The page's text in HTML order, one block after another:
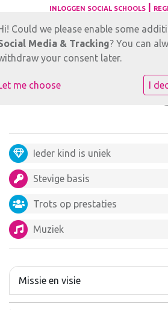
INLOGGEN SOCIAL SCHOOLS
Ieder kind is uniek
Stevige basis
Trots op prestaties
Muziek
Missie en visie
Could we please enable some
Media & Tracking? You can
your consent later.
me choose I